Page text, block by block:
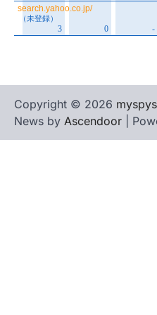
Copyright © 2026
News by Ascendoor |